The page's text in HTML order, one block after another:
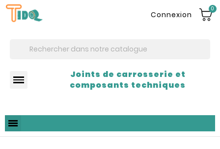
Connexion
0
Joints de carrosserie et
composants techniques